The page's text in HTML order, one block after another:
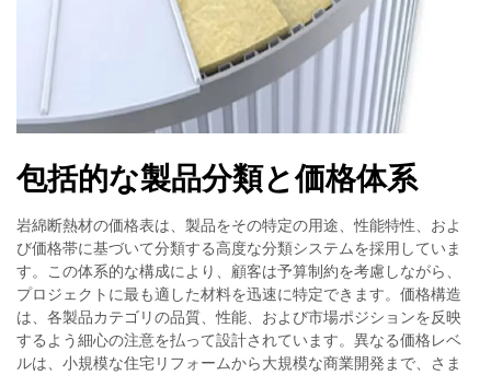
包括的な製品分類と価格体系
岩綿断熱材の価格表は、製品をその特定の用途、性能特性、およ
び価格帯に基づいて分類する高度な分類システムを採用していま
す。この体系的な構成により、顧客は予算制約を考慮しながら、
プロジェクトに最も適した材料を迅速に特定できます。価格構造
は、各製品カテゴリの品質、性能、および市場ポジションを反映
するよう細心の注意を払って設計されています。異なる価格レベ
ルは、小規模な住宅リフォームから大規模な商業開発まで、さま